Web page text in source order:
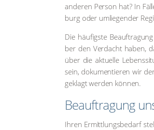
ande­ren Per­son hat? In
burg oder umlie­gen­der
Die häu­figs­te
ber den Ver­dacht haben,
über die aktu­el­le
sein, doku­men­tie­ren wir
ge­klagt wer­den kön­nen.
Beauf­tra­gung
Ihren Ermitt­lungs­be­darf